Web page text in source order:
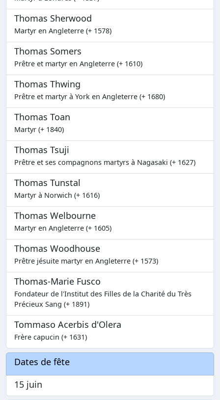
Thomas Sherwood
Martyr en Angleterre (+ 1578)
Thomas Somers
Prêtre et martyr en Angleterre (+ 1610)
Thomas Thwing
Prêtre et martyr à York en Angleterre (+ 1680)
Thomas Toan
Martyr (+ 1840)
Thomas Tsuji
Prêtre et ses compagnons martyrs à Nagasaki (+ 1627)
Thomas Tunstal
Martyr à Norwich (+ 1616)
Thomas Welbourne
Martyr en Angleterre (+ 1605)
Thomas Woodhouse
Prêtre jésuite martyr en Angleterre (+ 1573)
Thomas-Marie Fusco
Fondateur de l'Institut des Filles de la Charité du Très
Précieux Sang (+ 1891)
Tommaso Acerbis d'Olera
Frère capucin (+ 1631)
Dates de fête
15 juin